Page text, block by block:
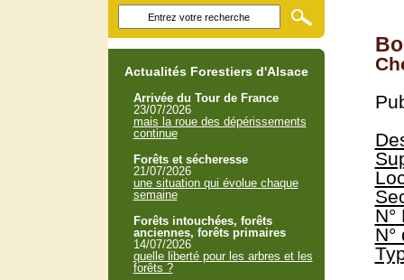
N°
N°
Actualités Forestiers d'Alsace
Arrivée du Tour de France
23/07/2026
mais la roue des dépérissements
continue
Forêts et sécheresse
21/07/2026
une situation qui évolue chaque
semaine
Forêts intouchées, forêts
anciennes, forêts primaires
14/07/2026
quelle liberté pour les arbres et les
forêts ?